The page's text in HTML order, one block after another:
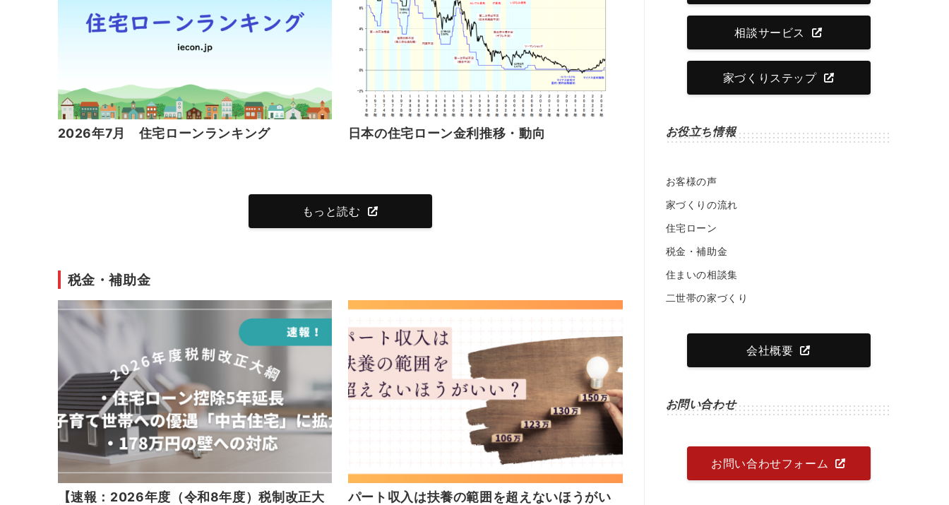
2026年7月 住宅ローンランキング 日本の住宅ローン金利推移・動向
もっと読む
税金・補助金
【速報：2026年度（令和8年度）税制改正大
パート収入は扶養の範囲を超えないほうがい
相談サービス
家づくりステップ
お役立ち情報
お客様の声
家づくりの流れ
住宅ローン
税金・補助金
住まいの相談集
二世帯の家づくり
会社概要
お問い合わせ
お問い合わせフォーム